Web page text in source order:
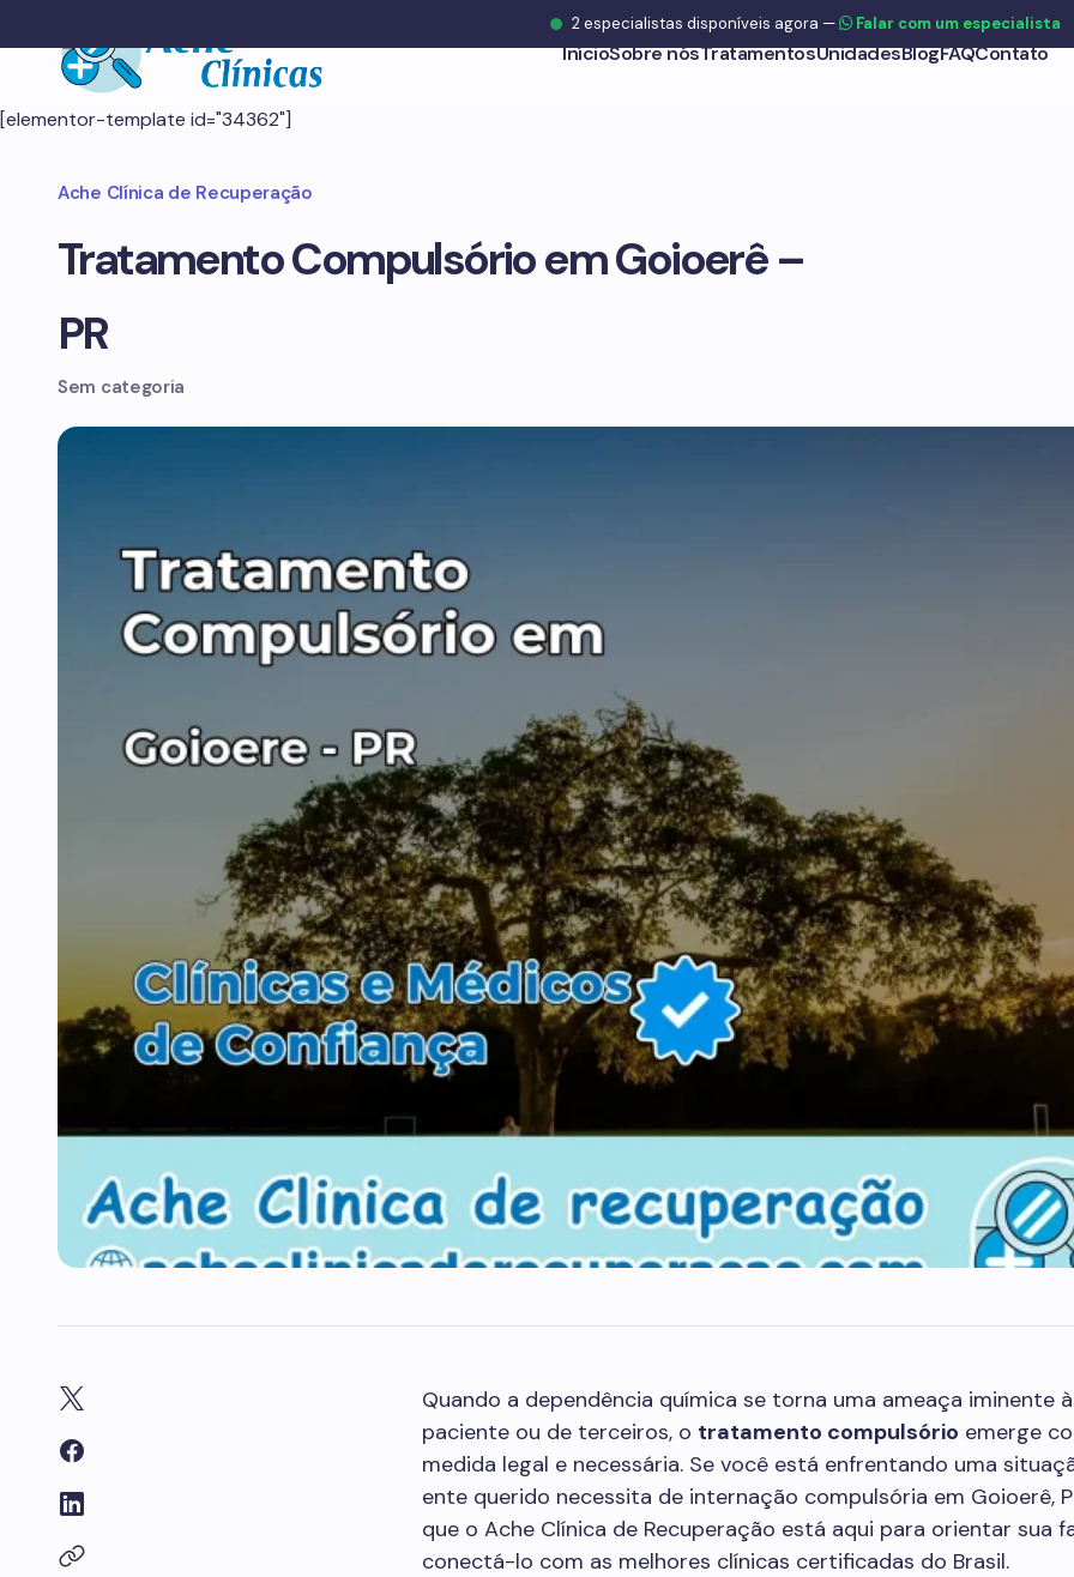
InícioSobre nósTratamentosUnidadesBlogFAQContato
[elementor-template id="34362"]
Ache Clínica de Recuperação
Tratamento Compulsório em Goioerê –
PR
Sem categoria
Quando a dependência química se torna uma ameaça iminente
paciente ou de terceiros, o tratamento compulsório emerge
medida legal e necessária. Se você está enfrentando uma
ente querido necessita de internação compulsória em Goioerê,
que o Ache Clínica de Recuperação está aqui para orientar sua
conectá-lo com as melhores clínicas certificadas do Brasil.
2especialistas disponíveis agora — Falar com um especialista